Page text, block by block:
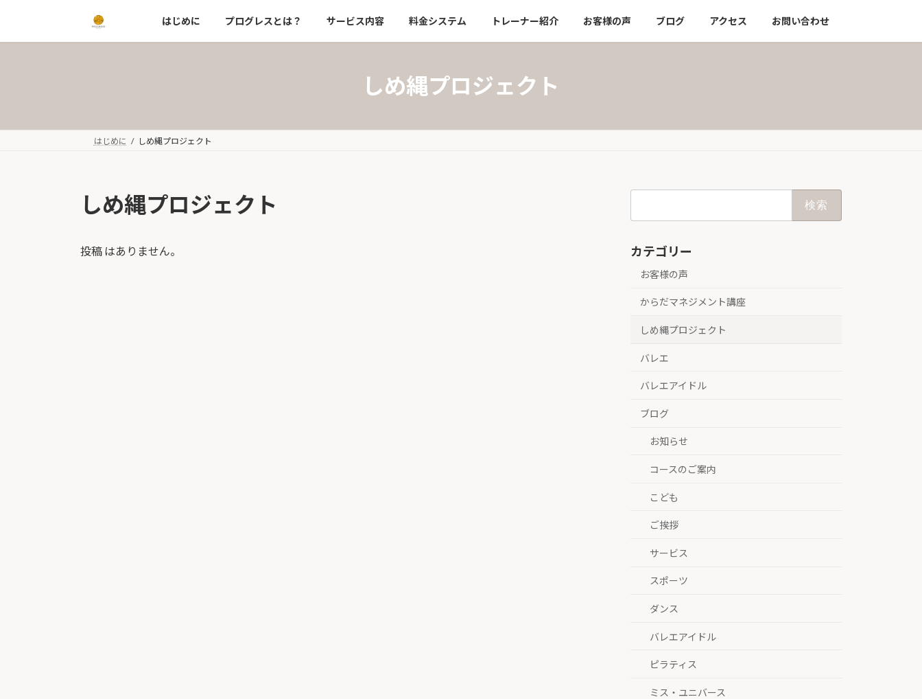
テ
ゲ
はじめに プログレスとは？ サービス内容 料金システム トレーナー紹介 お客様の声 ブログ アクセス お問い合わせ
しめ縄プロジェクト
はじめに しめ縄プロジェクト
しめ縄プロジェクト
投稿 はありません。 カテゴリー
お客様の声
からだマネジメント講座
しめ縄プロジェクト
バレエ
バレエアイドル
ブログ
お知らせ
コースのご案内
こども
ご挨拶
サービス
スポーツ
ダンス
バレエアイドル
ピラティス
ミス・ユニバース